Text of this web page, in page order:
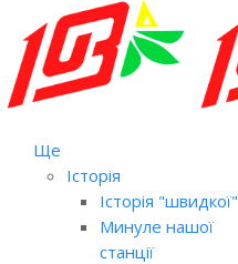
Ще
Історія
Історія "швидкої"
Минуле нашої
станції